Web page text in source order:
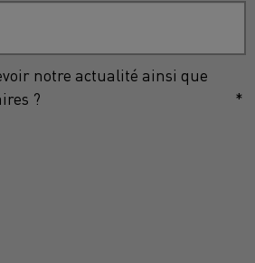
notre actualité ainsi que
?
*